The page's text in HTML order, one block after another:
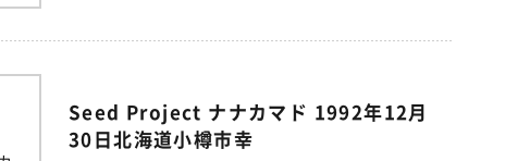
Seed Project ナナカマド 1992年12月
30日北海道小樽市幸